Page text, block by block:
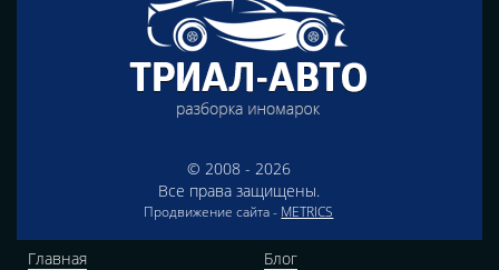
© 2008 - 2026
Все права защищены.
Продвижение сайта - METRICS
Главная
Блог